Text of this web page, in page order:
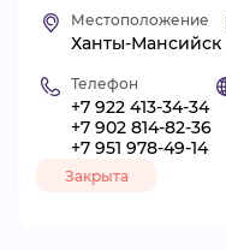
Местоположение
Ханты-Мансийск
Телефон
+7 922 413-34-34
+7 902 814-82-36
+7 951 978-49-14
Закрыта